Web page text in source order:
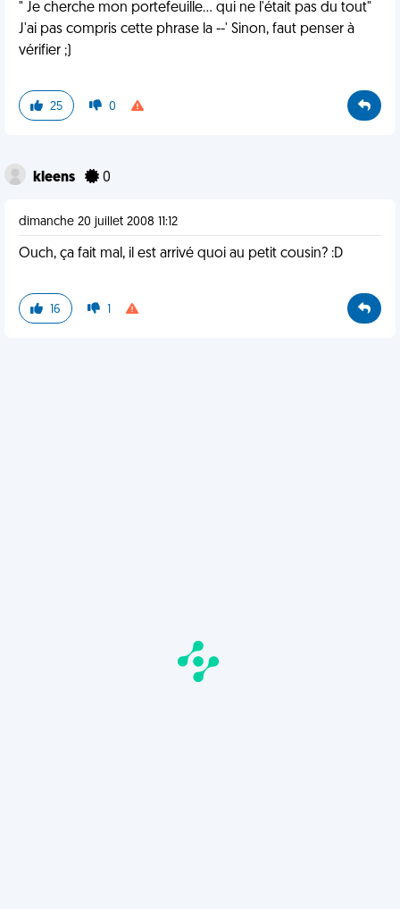
" Je cherche mon portefeuille... qui ne l'était pas du tout"
J'ai pas compris cette phrase la --' Sinon, faut penser à
vérifier ;)
25 0
kleens 0
dimanche 20 juillet 2008 11:12
Ouch, ça fait mal, il est arrivé quoi au petit cousin? :D
16 1